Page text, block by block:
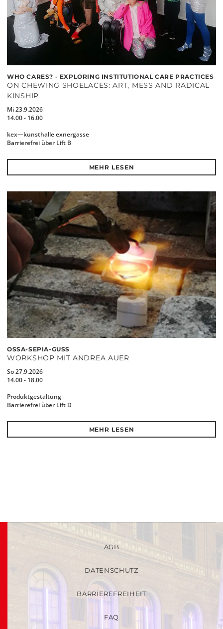
WHO CARES? - EXPLORING INSTITUTIONAL CARE PRACTICES
ON CHEWING SHOELACES: ART, MESS AND RADICAL
KINSHIP
Mi 23.9.2026
14.00 - 16.00
kex—kunsthalle exnergasse
Barrierefrei über Lift B
MEHR LESEN
OSSA-SEPIA-GUSS
WORKSHOP MIT ANDREA AUER
So 27.9.2026
14.00 - 18.00
Produktgestaltung
Barrierefrei über Lift D
MEHR LESEN
AGB
DATENSCHUTZ
BARRIEREFREIHEIT
FAQ